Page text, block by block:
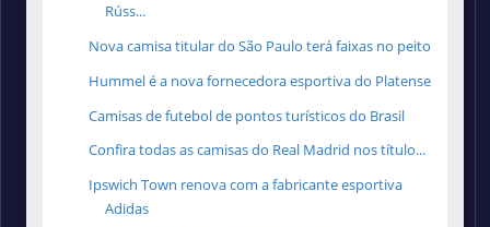
Rúss...
Nova camisa titular do São Paulo terá faixas no peito
Hummel é a nova fornecedora esportiva do Platense
Camisas de futebol de pontos turísticos do Brasil
Confira todas as camisas do Real Madrid nos título...
Ipswich Town renova com a fabricante esportiva
Adidas